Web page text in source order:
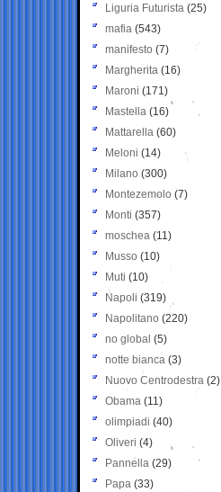
Liguria Futurista (25)
mafia (543)
manifesto (7)
Margherita (16)
Maroni (171)
Mastella (16)
Mattarella (60)
Meloni (14)
Milano (300)
Montezemolo (7)
Monti (357)
moschea (11)
Musso (10)
Muti (10)
Napoli (319)
Napolitano (220)
no global (5)
notte bianca (3)
Nuovo Centrodestra (2)
Obama (11)
olimpiadi (40)
Oliveri (4)
Pannella (29)
Papa (33)